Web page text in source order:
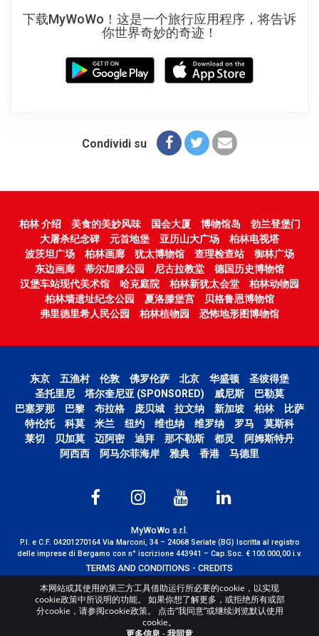
下载MyWoWo！这是一个旅行应用程序，将告诉
你世界奇妙的奇迹！
Condividi su
柏林 介绍 美食的美妙风味 国会大厦 博物馆岛
勃兰登堡门
大屠杀纪念碑
元首地堡 亚历山大广场
柏林电视塔
波茨坦广场
柏林画廊 犹太博物馆 查理检查站
御林广场
东边画廊
蒂尔加滕公园 尼古拉教堂
德国历史博物馆
汉堡车站现代美术馆
哈克庭院 柏林新犹太会堂
柏林动物园
柏林墙遗址纪念公园
夏洛滕堡宫
贝格鲁恩博物馆
弗里德里希人民公园
柏林植物园 恐怖地形图博物馆
东京 五渔村 伦敦 佛罗伦萨 北京 华盛顿
圣彼得堡
圣托里尼
塔尔奎尼亚 (SPONSORED) 威尼斯
巴勒莫
巴塞罗那
巴黎 布拉格 庞贝城 拉文纳 新加坡 柏林
比萨
特伦托
科莫 米兰 纽约 维也纳 维罗纳 罗马
莫斯科
莱切
贝加莫 迈阿密 迪拜 那不勒斯 都灵
阿姆斯特丹
阿西西
阿马尔菲海岸 雅典 香港 马德里
MyWoWo s.r.l.
P.I. e C.F. 04201270164 Via Marconi, 34 – 24068 Seriate (BG) Iscritta al registro
delle imprese di Bergamo con n° iscrizione 443941 – Cap.Soc. € 100.000,00 i.v.
TERMS AND CONDITIONS - CREDITS
本网站或其使用的第三方工具借助运行所必要的cookie，以实现
cookie政策中所说明的功能。 如果你想了解更多，或拒绝所有或部
分cookie，请参阅cookie政策。 点击“我同意”或继续浏览默认使用
cookie。
更多信息 -我同意